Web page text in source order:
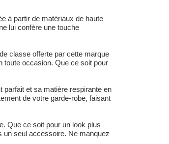
à partir de matériaux de haute
lui confère une touche
classe offerte par cette marque
toute occasion. Que ce soit pour
parfait et sa matière respirante en
de votre garde-robe, faisant
Que ce soit pour un look plus
un seul accessoire. Ne manquez